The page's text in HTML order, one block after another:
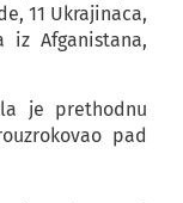
11 Ukrajinaca,
iz Afganistana,
je prethodnu
pad